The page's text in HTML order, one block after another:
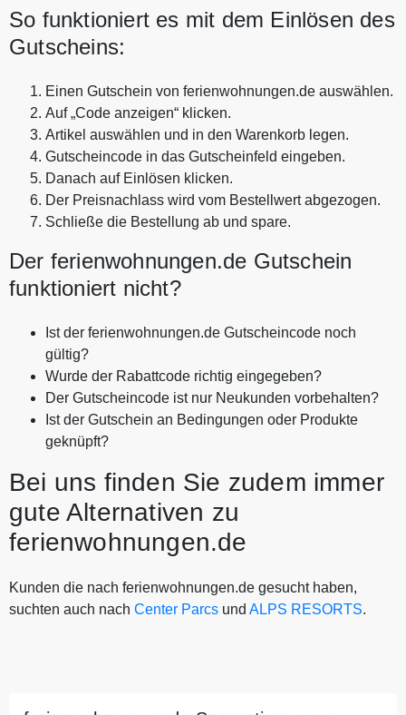
So funktioniert es mit dem Einlösen des
Gutscheins:
Einen Gutschein von ferienwohnungen.de auswählen.
Auf „Code anzeigen“ klicken.
Artikel auswählen und in den Warenkorb legen.
Gutscheincode in das Gutscheinfeld eingeben.
Danach auf Einlösen klicken.
Der Preisnachlass wird vom Bestellwert abgezogen.
Schließe die Bestellung ab und spare.
Der ferienwohnungen.de Gutschein
funktioniert nicht?
Ist der ferienwohnungen.de Gutscheincode noch
gültig?
Wurde der Rabattcode richtig eingegeben?
Der Gutscheincode ist nur Neukunden vorbehalten?
Ist der Gutschein an Bedingungen oder Produkte
geknüpft?
Bei uns finden Sie zudem immer
gute Alternativen zu
ferienwohnungen.de
Kunden die nach ferienwohnungen.de gesucht haben,
suchten auch nach Center Parcs und ALPS RESORTS.